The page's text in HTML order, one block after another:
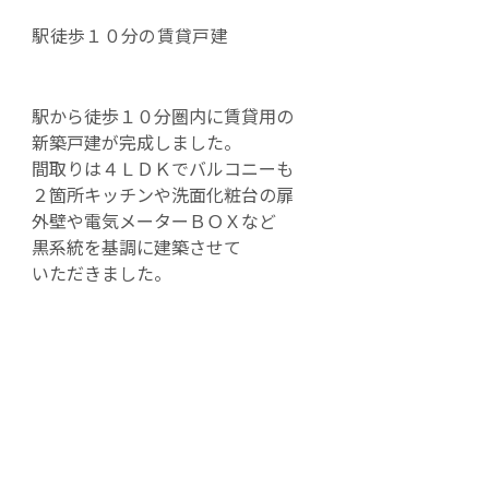
駅徒歩１０分の賃貸戸建
駅から徒歩１０分圏内に賃貸用の
新築戸建が完成しました。
間取りは４ＬＤＫでバルコニーも
２箇所キッチンや洗面化粧台の扉
外壁や電気メーターＢＯＸなど
黒系統を基調に建築させて
いただきました。